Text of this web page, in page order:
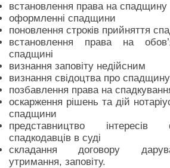
встановлення права на спадщину
оформленні спадщини
поновлення строків прийняття
встановлення права на
спадщині
визнання заповіту недійсним
визнання свідоцтва про
позбавлення права на
оскарження рішень та дій
спадщини
представництво інтересів
спадкодавців в суді
складання договору
утримання, заповіту.